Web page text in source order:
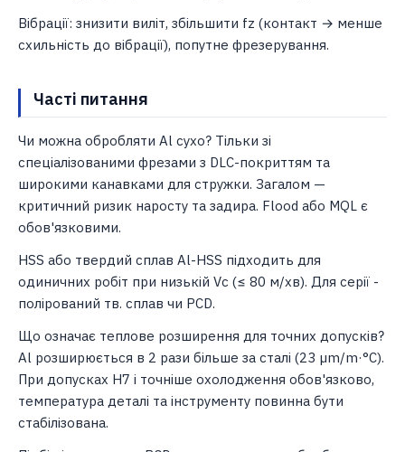
Вібрації: знизити виліт, збільшити fz (контакт → менше
схильність до вібрації), попутне фрезерування.
Часті питання
Чи можна обробляти Al сухо? Тільки зі
спеціалізованими фрезами з DLC-покриттям та
широкими канавками для стружки. Загалом —
критичний ризик наросту та задира. Flood або MQL є
обов'язковими.
HSS або твердий сплав Al-HSS підходить для
одиничних робіт при низькій Vc (≤ 80 м/хв). Для серії -
полірований тв. сплав чи PCD.
Що означає теплове розширення для точних допусків?
Al розширюється в 2 рази більше за сталі (23 µm/m·°C).
При допусках H7 і точніше охолодження обов'язково,
температура деталі та інструменту повинна бути
стабілізована.